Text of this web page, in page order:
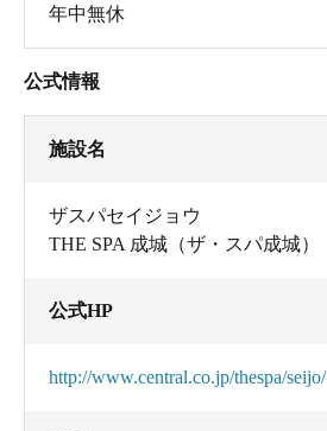
年中無休
公式情報
施設名
ザスパセイジョウ
THE SPA 成城（ザ・スパ成城）
公式HP
http://www.central.co.jp/thespa/seijo/